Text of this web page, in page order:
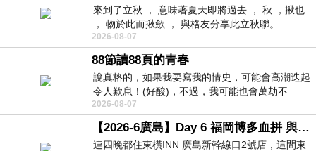
來到了立秋 ， 意味著夏天即將過去 ， 秋 ，揪也
， 物於此而揪歛 ， 與格友分享此立秋聯。
2026-08-07
88節讀88頁的青春
說真格的，如果我要寫我的情史，可能會高潮迭起
令人歎息！(好酸)，不過，我可能也會萬劫不
復...，每天跪鍵盤還是被判了花心的罪
2026-08-07
【2026-6廣島】Day 6 福岡博多血拼 與機場接送少年司機深夜對談
連四晚都住東橫INN 廣島新幹線口2號店，這間東